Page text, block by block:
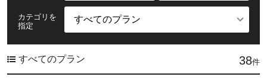
カテゴリを
指定
すべてのプラン 38件